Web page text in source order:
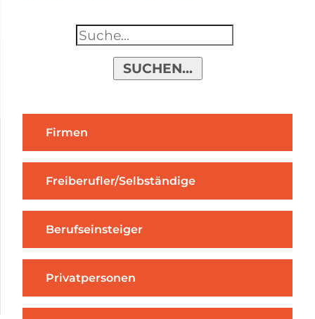
SUCHEN...
Firmen
Freiberufler/Selbständige
Berufseinsteiger
Privatpersonen